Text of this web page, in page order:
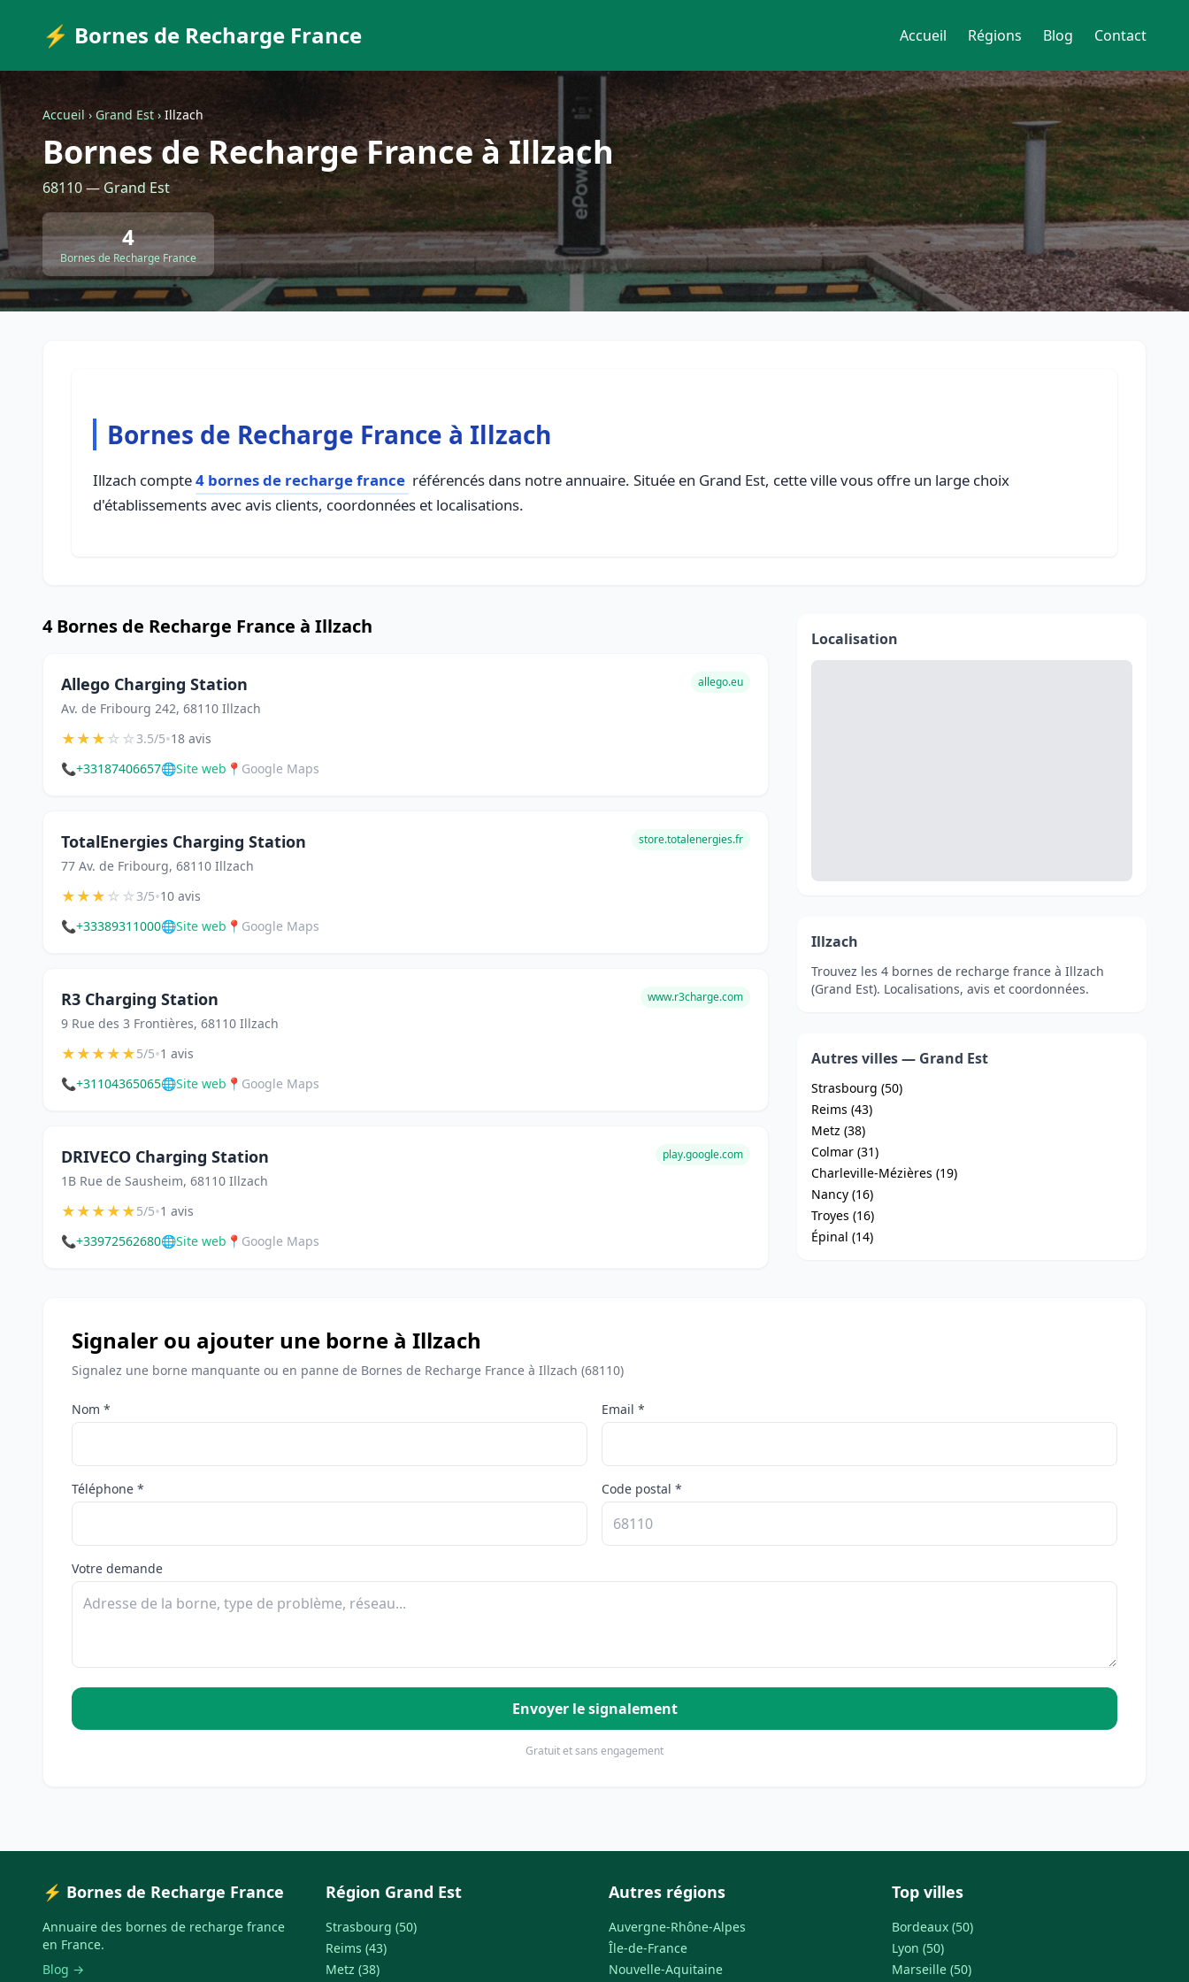
⚡ Bornes de Recharge France Accueil Régions Blog Contact
Accueil › Grand Est › Illzach
Bornes de Recharge France à Illzach
68110 — Grand Est
4
Bornes de Recharge France
Bornes de Recharge France à Illzach
Illzach compte4 bornes de recharge france référencés dans notre annuaire. Située en Grand Est, cette ville vous offre un large choix
d'établissements avec avis clients, coordonnées et localisations.
4 Bornes de Recharge France à Illzach
Allego Charging Station
Av. de Fribourg 242, 68110 Illzach
allego.eu
★★★☆☆3.5/5•18 avis
📞+33187406657🌐Site web 📍 Google Maps
TotalEnergies Charging Station
77 Av. de Fribourg, 68110 Illzach
store.totalenergies.fr
★★★☆☆3/5•10 avis
📞+33389311000🌐Site web 📍 Google Maps
R3 Charging Station
9 Rue des 3 Frontières, 68110 Illzach
www.r3charge.com
★★★★★5/5•1 avis
📞+31104365065🌐Site web 📍 Google Maps
DRIVECO Charging Station
1B Rue de Sausheim, 68110 Illzach
play.google.com
★★★★★5/5•1 avis
📞+33972562680🌐Site web 📍 Google Maps
Localisation
Illzach
Trouvez les 4 bornes de recharge france à Illzach
(Grand Est). Localisations, avis et coordonnées.
Autres villes — Grand Est
Strasbourg (50)
Reims (43)
Metz (38)
Colmar (31)
Charleville-Mézières (19)
Nancy (16)
Troyes (16)
Épinal (14)
Signaler ou ajouter une borne à Illzach
Signalez une borne manquante ou en panne de Bornes de Recharge France à Illzach (68110)
Nom * Email *
Téléphone * Code postal *
Votre demande
Envoyer le signalement
Gratuit et sans engagement
⚡ Bornes de Recharge France
Annuaire des bornes de recharge france
en France.
Blog →
Région Grand Est
Strasbourg (50)
Reims (43)
Metz (38)
Autres régions
Auvergne-Rhône-Alpes
Île-de-France
Nouvelle-Aquitaine
Top villes
Bordeaux (50)
Lyon (50)
Marseille (50)